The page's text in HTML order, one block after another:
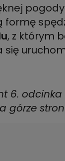
formę
, z którym
odcinka
górze